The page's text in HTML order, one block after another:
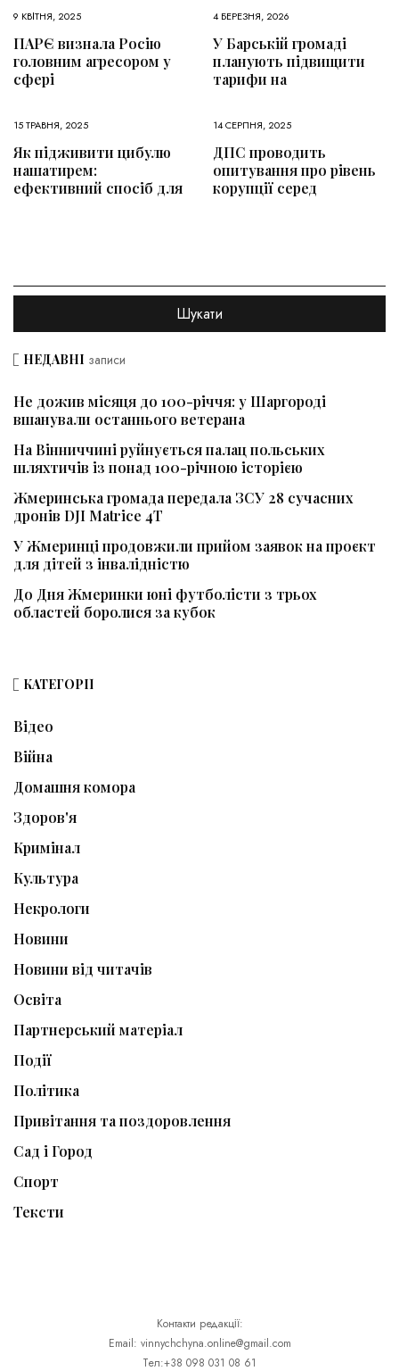
9 КВІТНЯ, 2025
ПАРЄ визнала Росію
головним агресором у
сфері
4 БЕРЕЗНЯ, 2026
У Барській громаді
планують підвищити
тарифи на
15 ТРАВНЯ, 2025
Як підживити цибулю
нашатирем:
ефективний спосіб для
14 СЕРПНЯ, 2025
ДПС проводить
опитування про рівень
корупції серед
НЕДАВНІ записи
Не дожив місяця до 100-річчя: у Шаргороді
вшанували останнього ветерана
На Вінниччині руйнується палац польських
шляхтичів із понад 100-річною історією
Жмеринська громада передала ЗСУ 28 сучасних
дронів DJI Matrice 4T
У Жмеринці продовжили прийом заявок на проєкт
для дітей з інвалідністю
До Дня Жмеринки юні футболісти з трьох
областей боролися за кубок
КАТЕГОРІЇ
Відео
Війна
Домашня комора
Здоров'я
Кримінал
Культура
Некрологи
Новини
Новини від читачів
Освіта
Партнерський матеріал
Події
Політика
Привітання та поздоровлення
Сад і Город
Спорт
Тексти
Контакти редакції:
Email: vinnychchyna.online@gmail.com
Тел:+38 098 031 08 61